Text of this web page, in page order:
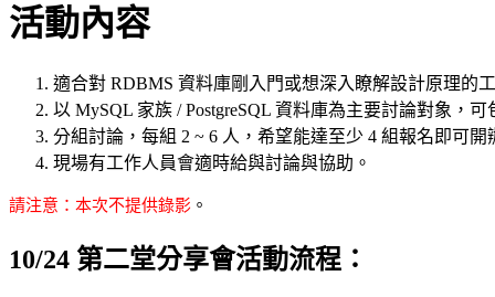
活動內容
適合對 RDBMS 資料庫剛入門或想深入瞭解設計原理的
以 MySQL 家族 / PostgreSQL 資料庫為主要討論對象，
分組討論，每組 2 ~ 6 人，希望能達至少 4 組報名即可
現場有工作人員會適時給與討論與協助。
請注意：本次不提供錄影 。
10/24 第二堂分享會活動流程：